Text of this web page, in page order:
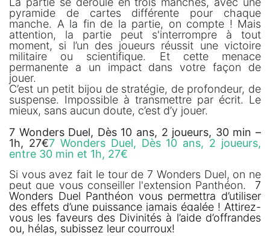
pyramide de cartes différente pour chaque
manche. A la fin de la partie, on compte ! Mais
attention, la partie peut s'interrompre à tout
moment, si l’un des joueurs réussit une victoire
militaire ou scientifique. Et cette menace
permanente a un impact dans votre façon de
jouer.
C’est un petit bijou de stratégie, de profondeur, de
suspense. Impossible à transmettre par écrit. Le
mieux, sans aucun doute, c’est d’y jouer.
7 Wonders Duel, Dès 10 ans, 2 joueurs, 30 min –
1h, 27€7 Wonders Duel, Dès 10 ans, 2 joueurs,
entre 30 min et 1h, 27€
Si vous avez fait le tour de 7 Wonders Duel, on ne
peut que vous conseiller l'extension Panthéon. 7
Wonders Duel Panthéon vous permettra d’utiliser
des effets d’une puissance jamais égalée ! Attirez-
vous les faveurs des Divinités à l’aide d’offrandes
ou, hélas, subissez leur courroux!